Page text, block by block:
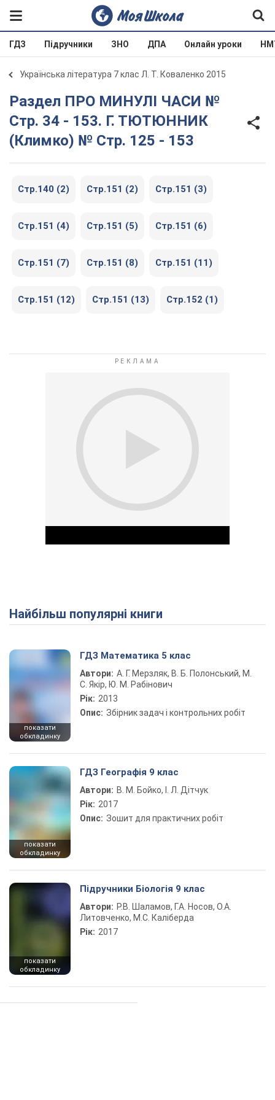
ГДЗ Підручники ЗНО ДПА Онлайн уроки
Українська література 7 клас Л. Т. Коваленко 2015
Раздел ПРО МИНУЛІ ЧАСИ №
Стр. 34 - 153. Г. ТЮТЮННИК
(Климко) № Стр. 125 - 153
Стр.140 (2) Стр.151 (2) Стр.151 (3)
Стр.151 (4) Стр.151 (5) Стр.151 (6)
Стр.151 (7) Стр.151 (8) Стр.151 (11)
Стр.151 (12) Стр.151 (13) Стр.152 (1)
Play Video
Найбільш популярні книги
показати
обкладинку
ГДЗ Математика 5 клас
Автори: А. Г. Мерзляк, В. Б. Полонський, М.
С. Якір, Ю. М. Рабінович
Рік: 2013
Опис: Збірник задач і контрольних робіт
показати
обкладинку
ГДЗ Географія 9 клас
Автори: В. М. Бойко, І. Л. Дітчук
Рік: 2017
Опис: Зошит для практичних робіт
показати
обкладинку
Підручники Біологія 9 клас
Автори: Р.В. Шаламов, Г.А. Носов, О.А.
Литовченко, М.С. Каліберда
Рік: 2017